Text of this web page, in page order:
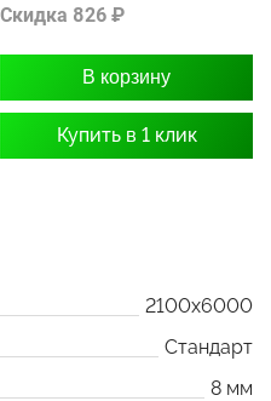
Скидка 826 ₽
В корзину
Купить в 1 клик
2100x6000
Стандарт
8 мм